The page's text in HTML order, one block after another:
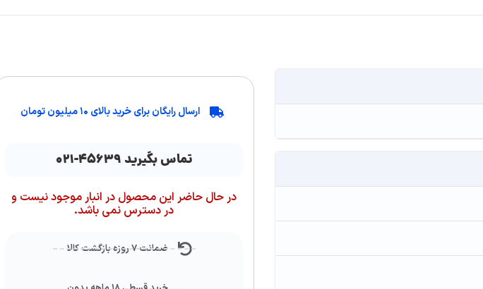
ارسال رایگان برای خرید بالای ۱۰ میلیون تومان
تماس بگیرید ۴۵۶۳۹-۰۲۱
در حال حاضر این محصول در انبار موجود نیست و
در دسترس نمی باشد.
ضمانت ۷ روزه بازگشت کالا